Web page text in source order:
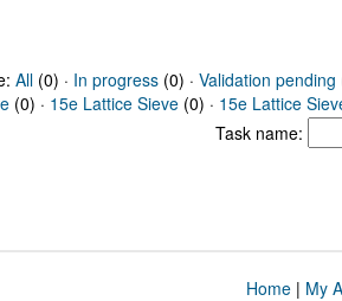
All(0) · In progress(0) · Validation pending
(0) · 15e Lattice Sieve (0) · 15e Lattice
Task name:
Home| My